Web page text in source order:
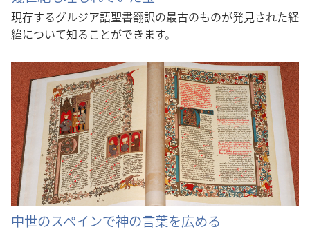
現存するグルジア語聖書翻訳の最古のものが発見された経
緯について知ることができます。
中世のスペインで神の言葉を広める